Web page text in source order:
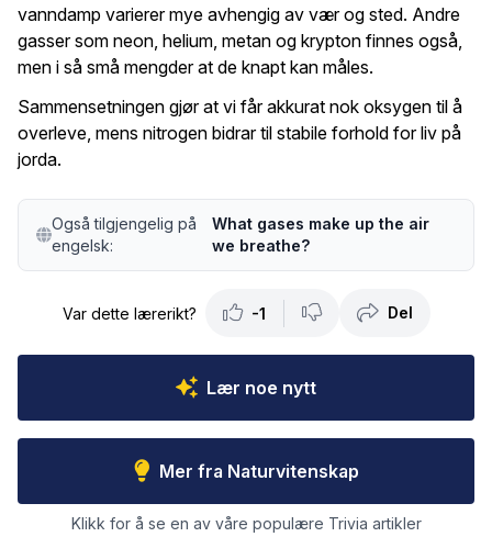
vanndamp varierer mye avhengig av vær og sted. Andre
gasser som neon, helium, metan og krypton finnes også,
men i så små mengder at de knapt kan måles.
Sammensetningen gjør at vi får akkurat nok oksygen til å
overleve, mens nitrogen bidrar til stabile forhold for liv på
jorda.
Også tilgjengelig på
engelsk:
What gases make up the air
we breathe?
Var dette lærerikt? -1 Del
Lær noe nytt
Mer fra Naturvitenskap
Klikk for å se en av våre populære Trivia artikler